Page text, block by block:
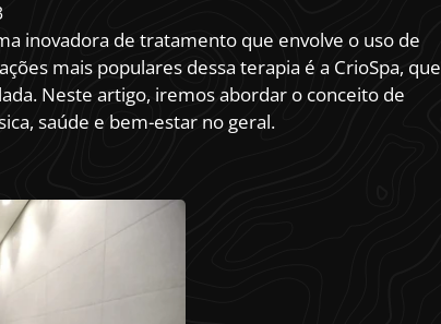
inovadora de tratamento que envolve o uso de
mais populares dessa terapia é a CrioSpa, que
Neste artigo, iremos abordar o conceito de
saúde e bem-estar no geral.